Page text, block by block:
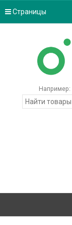
Страницы
Например: